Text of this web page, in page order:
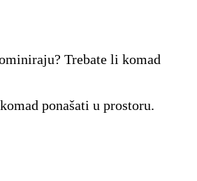
Trebate li komad
ponašati u prostoru.